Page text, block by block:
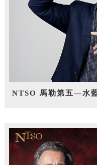
NTSO 馬勒第五—水